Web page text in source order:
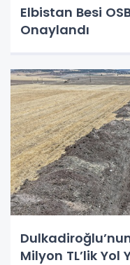
Elbistan Besi
Onaylandı
Milyon TL’lik Yol